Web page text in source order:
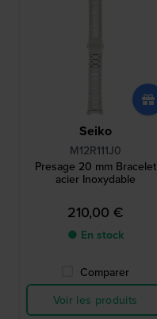
Seiko
M12R111J0
Presage 20 mm Bracelet
acier Inoxydable
210,00 €
● En stock
Comparer
Voir les produits